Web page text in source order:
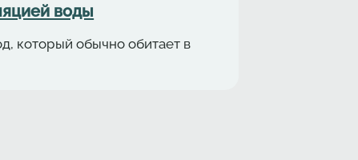
воды
который обычно обитает в